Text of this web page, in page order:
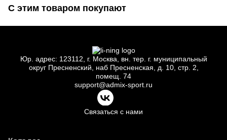
С этим товаром покупают
Юр. адрес: 123112, г. Москва, вн. тер. г. муниципальный
округ Пресненский, наб Пресненская, д.
10, стр. 2,
помещ. 74
support@admix-sport.ru
Связаться с нами